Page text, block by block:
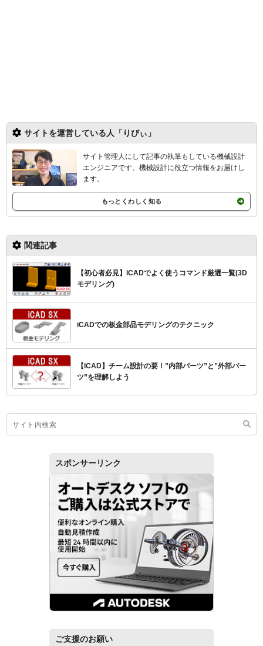
関連記事
【初心者必見】iCADでよく使うコマンド厳選一覧(3D
モデリング)
iCADでの板金部品モデリングのテクニック
【iCAD】チーム設計の要！”内部パーツ”と”外部パー
ツ”を理解しよう
サイトを運営している人「りびぃ」
サイト管理人にして記事の執筆もしている機械設計
エンジニアです。機械設計に役立つ情報をお届けし
ます。
もっとくわしく知る
スポンサーリンク
ご支援のお願い